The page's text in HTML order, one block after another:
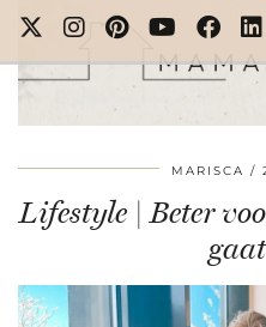
MARISCA
Lifestyle | Beter